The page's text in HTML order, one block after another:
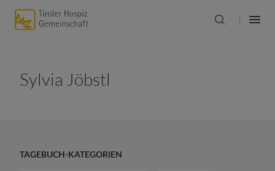
Sylvia Jöbstl
TAGEBUCH-KATEGORIEN